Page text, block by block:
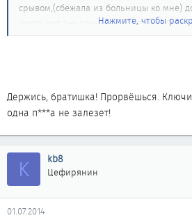
срывом,(сбежала из больницы ко мне)
орест, вот так прошёл мой отпуск.
ключи подальше! Меньше будешь
пью бухашку и тихо афуеваю. Печаль
машинку не брошу! Сделаю ещё лучше
Нажмите, чтобы
Держись, братишка! Прорвёшься.
одна п***а не залезет!
K kb8
Цефирянин
01.07.2014